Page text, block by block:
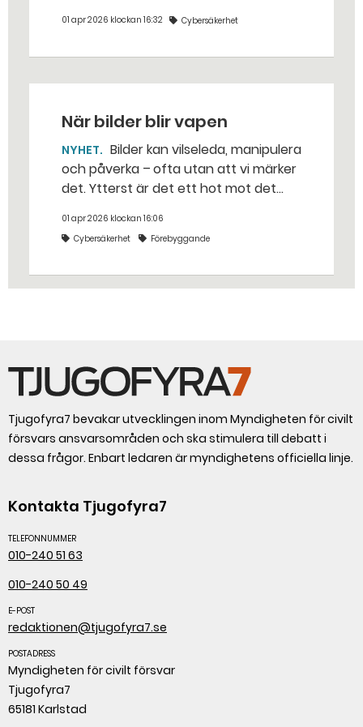
informationspåverkan, men det kan
säger Jerker Sundstrand på
(MPF).
01 apr 2026 klockan 16:32 Cybersäkerhet
När bilder blir vapen
NYHET
och påverka – ofta utan att vi märker
det. Ytterst är det ett hot mot det
Frågan är akut, säger Magdalena
Malm på branschorganisationen
01 apr 2026 klockan 16:06
Cybersäkerhet
Förebyggande
Tjugofyra7 bevakar utvecklingen inom Myndigheten för civilt
försvars ansvarsområden och ska stimulera till debatt i
dessa frågor. Enbart ledaren är myndighetens officiella linje.
Kontakta Tjugofyra7
TELEFONNUMMER
010-240 51 63
010-240 50 49
E-POST
redaktionen@tjugofyra7.se
POSTADRESS
Myndigheten för civilt försvar
Tjugofyra7
65181 Karlstad